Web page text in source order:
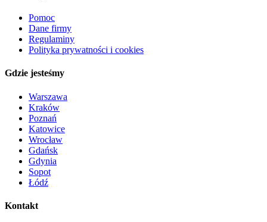
Pomoc
Dane firmy
Regulaminy
Polityka prywatności i cookies
Gdzie jesteśmy
Warszawa
Kraków
Poznań
Katowice
Wrocław
Gdańsk
Gdynia
Sopot
Łódź
Kontakt